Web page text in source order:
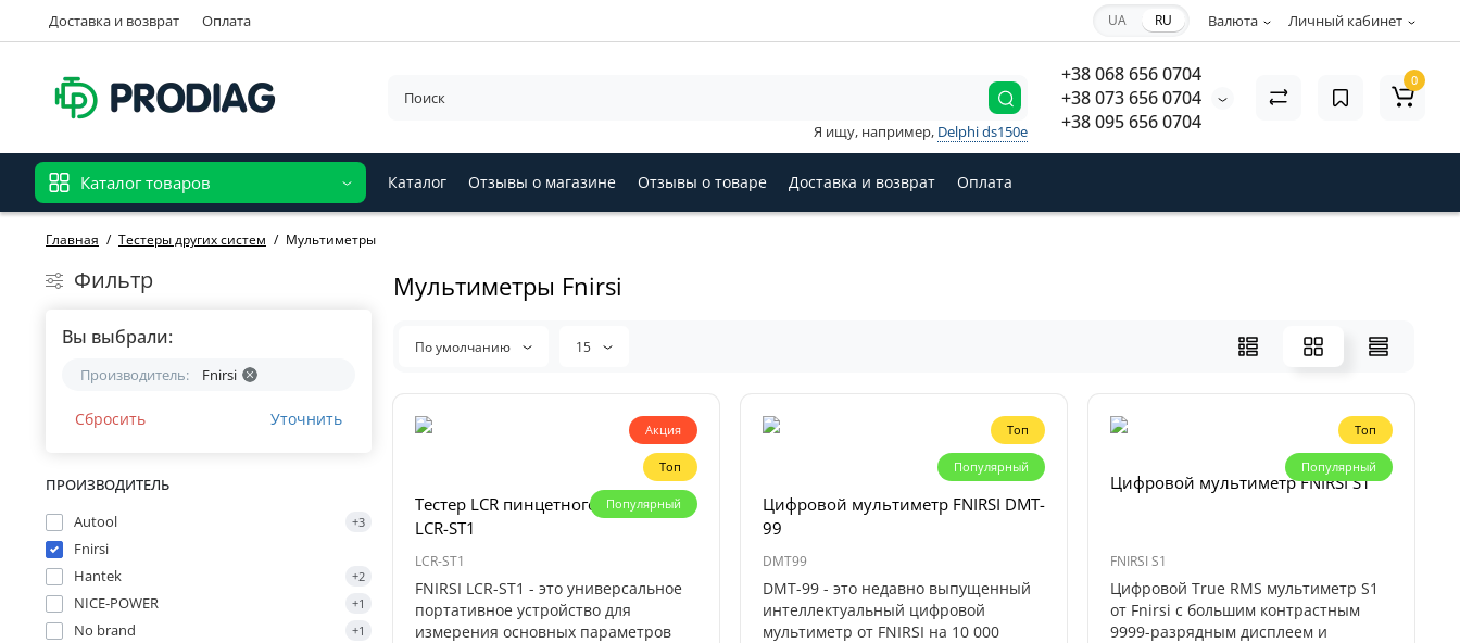
Доставка и возврат Оплата Личный кабинет
Валюта
UA RU
+38 068 656 0704
+38 073 656 0704
+38 095 656 0704
Я ищу, например, Delphi ds150e
0
Каталог товаров Каталог Отзывы о магазине Отзывы о товаре Доставка и возврат Оплата
Главная Тестеры других систем Мультиметры
Фильтр
Вы выбрали:
Производитель: Fnirsi
Сбросить Уточнить
ПРОИЗВОДИТЕЛЬ
Autool
+3
Fnirsi
Hantek
+2
NICE-POWER +1
No brand +1
Мультиметры Fnirsi
По умолчанию 15
Акция
Топ
Популярный
Тестер LCR пинцетного типа FNIRSI
LCR-ST1
LCR-ST1
FNIRSI LCR-ST1 - это универсальное
портативное устройство для
измерения основных параметров
Топ
Популярный
Цифровой мультиметр FNIRSI DMT-
99
DMT99
DMT-99 - это недавно выпущенный
интеллектуальный цифровой
мультиметр от FNIRSI на 10 000
Топ
Популярный
Цифровой мультиметр FNIRSI S1
FNIRSI S1
Цифровой True RMS мультиметр S1
от Fnirsi с большим контрастным
9999-разрядным дисплеем и